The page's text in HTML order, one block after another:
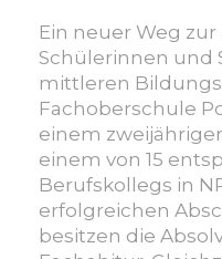
Ein neuer Weg zur
Schülerinnen und
mittleren
Fachoberschule
einem
einem von 15
Berufskollegs in
erfolgreichen
besitzen die